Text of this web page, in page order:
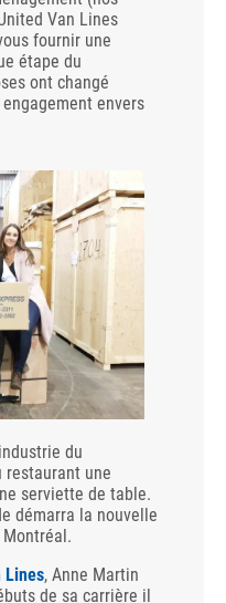
Van Lines
fournir une
étape du
ont changé
envers
du
restaurant une
serviette de table.
démarra la nouvelle
Lines, Anne Martin
de sa carrière il